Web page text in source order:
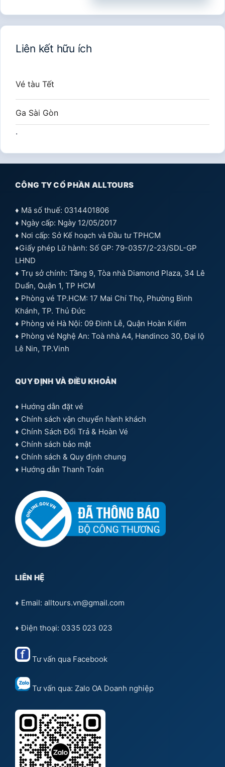
Liên kết hữu ích
Vé tàu Tết
Ga Sài Gòn
.
CÔNG TY CỔ PHẦN ALLTOURS
♦ Mã số thuế: 0314401806
♦ Ngày cấp: Ngày 12/05/2017
♦ Nơi cấp: Sở Kế hoạch và Đầu tư TPHCM
♦Giấy phép Lữ hành: Số GP: 79-0357/2-23/SDL-GP
LHND
♦ Trụ sở chính: Tầng 9, Tòa nhà Diamond Plaza, 34 Lê
Duẩn, Quận 1, TP HCM
♦ Phòng vé TP.HCM: 17 Mai Chí Thọ, Phường Bình
Khánh, TP. Thủ Đức
♦ Phòng vé Hà Nội: 09 Đinh Lễ, Quận Hoàn Kiếm
♦ Phòng vé Nghệ An: Toà nhà A4, Handinco 30, Đại lộ
Lê Nin, TP.Vinh
QUY ĐỊNH VÀ ĐIỀU KHOẢN
♦ Hướng dẫn đặt vé
♦ Chính sách vận chuyển hành khách
♦ Chính Sách Đổi Trả & Hoàn Vé
♦ Chính sách bảo mật
♦ Chính sách & Quy định chung
♦ Hướng dẫn Thanh Toán
LIÊN HỆ
♦ Email: alltours.vn@gmail.com
♦ Điện thoại: 0335 023 023
Tư vấn qua Facebook
Tư vấn qua: Zalo OA Doanh nghiệp